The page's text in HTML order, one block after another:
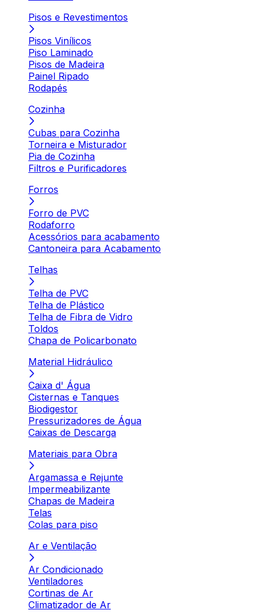
Pisos e Revestimentos
Pisos Vinílicos
Piso Laminado
Pisos de Madeira
Painel Ripado
Rodapés
Cozinha
Cubas para Cozinha
Torneira e Misturador
Pia de Cozinha
Filtros e Purificadores
Forros
Forro de PVC
Rodaforro
Acessórios para acabamento
Cantoneira para Acabamento
Telhas
Telha de PVC
Telha de Plástico
Telha de Fibra de Vidro
Toldos
Chapa de Policarbonato
Material Hidráulico
Caixa d' Água
Cisternas e Tanques
Biodigestor
Pressurizadores de Água
Caixas de Descarga
Materiais para Obra
Argamassa e Rejunte
Impermeabilizante
Chapas de Madeira
Telas
Colas para piso
Ar e Ventilação
Ar Condicionado
Ventiladores
Cortinas de Ar
Climatizador de Ar